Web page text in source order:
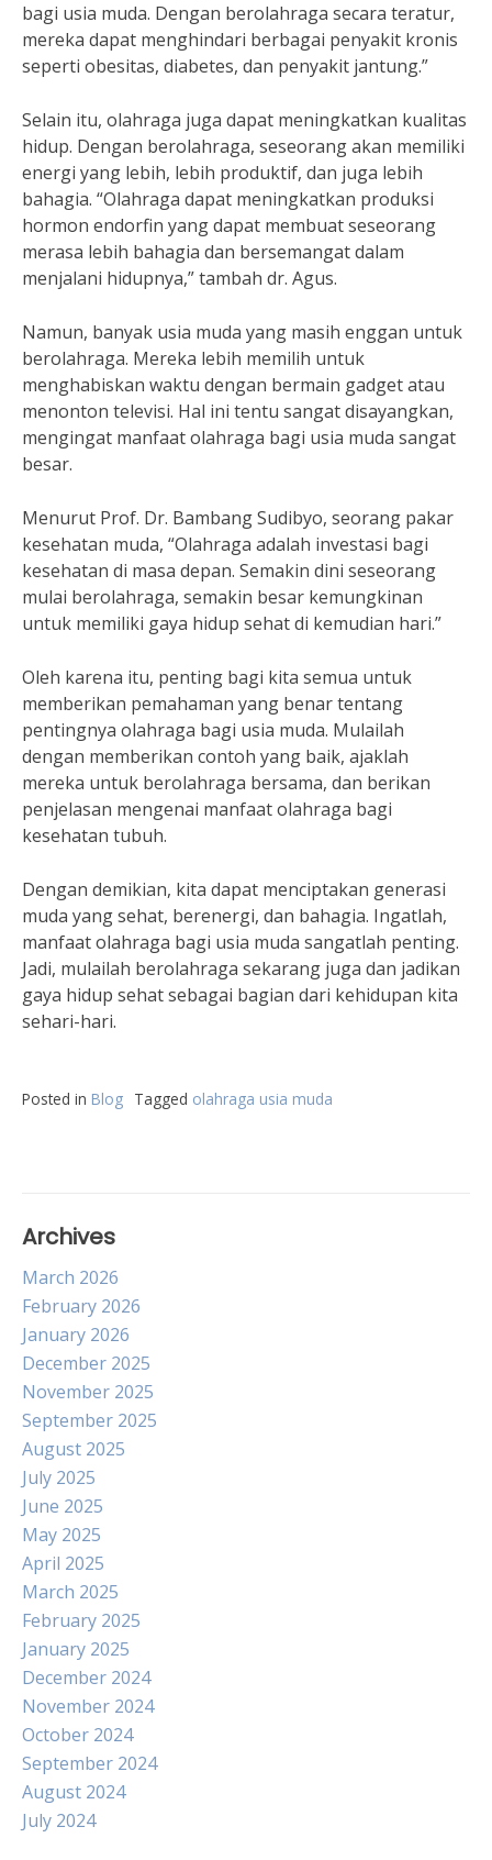
bagi usia muda. Dengan berolahraga secara teratur,
mereka dapat menghindari berbagai penyakit kronis
seperti obesitas, diabetes, dan penyakit jantung.”
Selain itu, olahraga juga dapat meningkatkan kualitas
hidup. Dengan berolahraga, seseorang akan memiliki
energi yang lebih, lebih produktif, dan juga lebih
bahagia. “Olahraga dapat meningkatkan produksi
hormon endorfin yang dapat membuat seseorang
merasa lebih bahagia dan bersemangat dalam
menjalani hidupnya,” tambah dr. Agus.
Namun, banyak usia muda yang masih enggan untuk
berolahraga. Mereka lebih memilih untuk
menghabiskan waktu dengan bermain gadget atau
menonton televisi. Hal ini tentu sangat disayangkan,
mengingat manfaat olahraga bagi usia muda sangat
besar.
Menurut Prof. Dr. Bambang Sudibyo, seorang pakar
kesehatan muda, “Olahraga adalah investasi bagi
kesehatan di masa depan. Semakin dini seseorang
mulai berolahraga, semakin besar kemungkinan
untuk memiliki gaya hidup sehat di kemudian hari.”
Oleh karena itu, penting bagi kita semua untuk
memberikan pemahaman yang benar tentang
pentingnya olahraga bagi usia muda. Mulailah
dengan memberikan contoh yang baik, ajaklah
mereka untuk berolahraga bersama, dan berikan
penjelasan mengenai manfaat olahraga bagi
kesehatan tubuh.
Dengan demikian, kita dapat menciptakan generasi
muda yang sehat, berenergi, dan bahagia. Ingatlah,
manfaat olahraga bagi usia muda sangatlah penting.
Jadi, mulailah berolahraga sekarang juga dan jadikan
gaya hidup sehat sebagai bagian dari kehidupan kita
sehari-hari.
Posted in Blog Tagged olahraga usia muda
Archives
March 2026
February 2026
January 2026
December 2025
November 2025
September 2025
August 2025
July 2025
June 2025
May 2025
April 2025
March 2025
February 2025
January 2025
December 2024
November 2024
October 2024
September 2024
August 2024
July 2024